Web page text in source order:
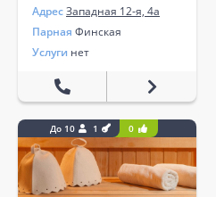
АдресЗападная 12-я, 4а
Парная Финская
Услуги нет
До 10 1 0